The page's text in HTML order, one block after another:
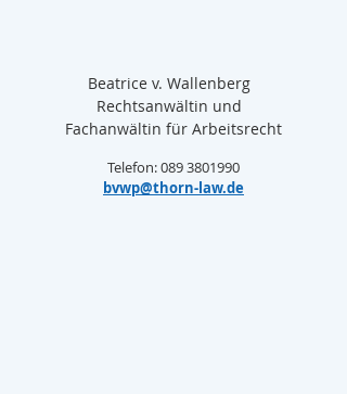
Beatrice v. Wallenberg
Rechtsanwältin und
Fachanwältin für Arbeitsrecht
Telefon: 089 3801990
bvwp@thorn-law.de